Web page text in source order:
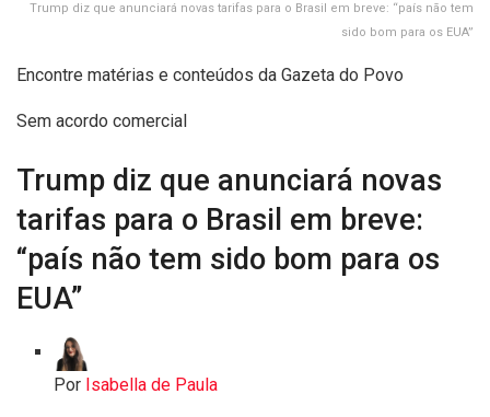
Trump diz que anunciará novas tarifas para o Brasil em breve: “país não tem
sido bom para os EUA”
Encontre matérias e conteúdos da Gazeta do Povo
Sem acordo comercial
Trump diz que anunciará novas
tarifas para o Brasil em breve:
“país não tem sido bom para os
EUA”
Por Isabella de Paula